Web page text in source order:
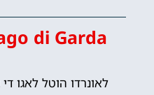
di Garda
לאונרדו הוטל לאגו